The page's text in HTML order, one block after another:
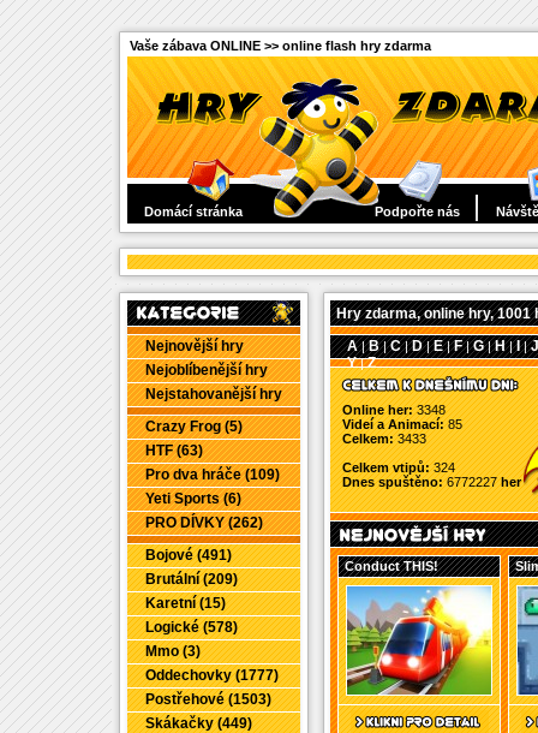
Vaše zábava ONLINE >> online flash hry zdarma
Domácí stránka Podpořte nás
Nejnovější hry
Nejoblíbenější hry
Nejstahovanější hry
Crazy Frog (5)
HTF (63)
Pro dva hráče (109)
Yeti Sports (6)
PRO DÍVKY (262)
Bojové (491)
Brutální (209)
Karetní (15)
Logické (578)
Mmo (3)
Oddechovky (1777)
Postřehové (1503)
Skákačky (449)
Hry zdarma, online hry, 1001
A |B |C |D |E |F |G |H |I |J
Y |Z
Online her:3348
Videí a Animací:85
Celkem:3433
Celkem vtipů:324
Dnes spuštěno:6772227her
Conduct THIS!